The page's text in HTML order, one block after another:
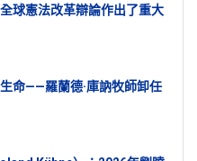
球憲法改革辯論作出了重大
命——羅蘭德·庫訥牧師卸任